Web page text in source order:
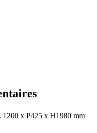
1200 x P425 x H1980 mm